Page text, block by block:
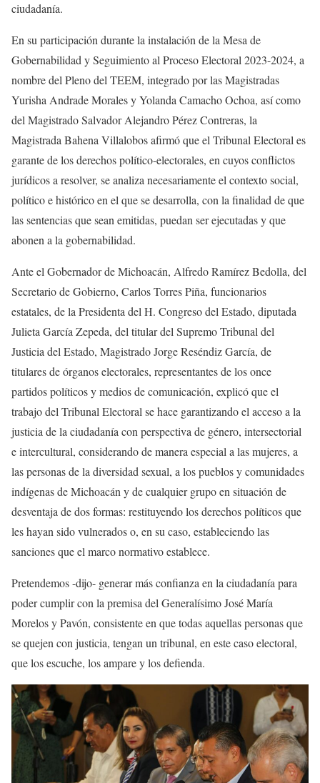
ciudadanía.
En su participación durante la instalación de la Mesa de
Gobernabilidad y Seguimiento al Proceso Electoral 2023-2024, a
nombre del Pleno del TEEM, integrado por las Magistradas
Yurisha Andrade Morales y Yolanda Camacho Ochoa, así como
del Magistrado Salvador Alejandro Pérez Contreras, la
Magistrada Bahena Villalobos afirmó que el Tribunal Electoral es
garante de los derechos político-electorales, en cuyos conflictos
jurídicos a resolver, se analiza necesariamente el contexto social,
político e histórico en el que se desarrolla, con la finalidad de que
las sentencias que sean emitidas, puedan ser ejecutadas y que
abonen a la gobernabilidad.
Ante el Gobernador de Michoacán, Alfredo Ramírez Bedolla, del
Secretario de Gobierno, Carlos Torres Piña, funcionarios
estatales, de la Presidenta del H. Congreso del Estado, diputada
Julieta García Zepeda, del titular del Supremo Tribunal del
Justicia del Estado, Magistrado Jorge Reséndiz García, de
titulares de órganos electorales, representantes de los once
partidos políticos y medios de comunicación, explicó que el
trabajo del Tribunal Electoral se hace garantizando el acceso a la
justicia de la ciudadanía con perspectiva de género, intersectorial
e intercultural, considerando de manera especial a las mujeres, a
las personas de la diversidad sexual, a los pueblos y comunidades
indígenas de Michoacán y de cualquier grupo en situación de
desventaja de dos formas: restituyendo los derechos políticos que
les hayan sido vulnerados o, en su caso, estableciendo las
sanciones que el marco normativo establece.
Pretendemos -dijo- generar más confianza en la ciudadanía para
poder cumplir con la premisa del Generalísimo José María
Morelos y Pavón, consistente en que todas aquellas personas que
se quejen con justicia, tengan un tribunal, en este caso electoral,
que los escuche, los ampare y los defienda.